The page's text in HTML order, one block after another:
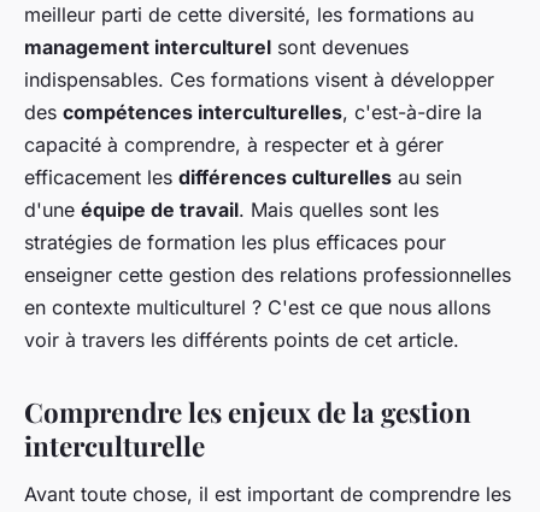
meilleur parti de cette diversité, les formations au
management interculturel sont devenues
indispensables. Ces formations visent à développer
des compétences interculturelles, c'est-à-dire la
capacité à comprendre, à respecter et à gérer
efficacement les différences culturelles au sein
d'une équipe de travail. Mais quelles sont les
stratégies de formation les plus efficaces pour
enseigner cette gestion des relations professionnelles
en contexte multiculturel ? C'est ce que nous allons
voir à travers les différents points de cet article.
Comprendre les enjeux de la gestion
interculturelle
Avant toute chose, il est important de comprendre les